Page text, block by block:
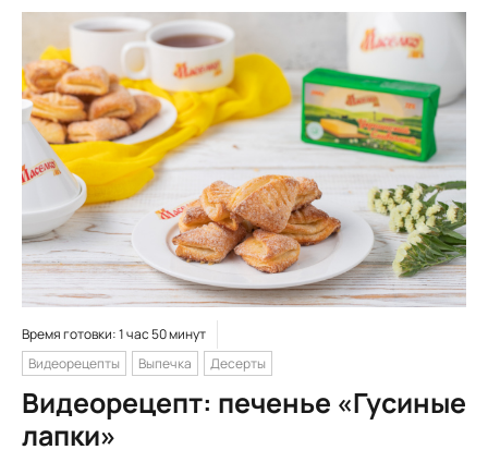
Время готовки: 1 час 50 минут
Видеорецепты
Выпечка Десерты
Видеорецепт: печенье «Гусиные
лапки»